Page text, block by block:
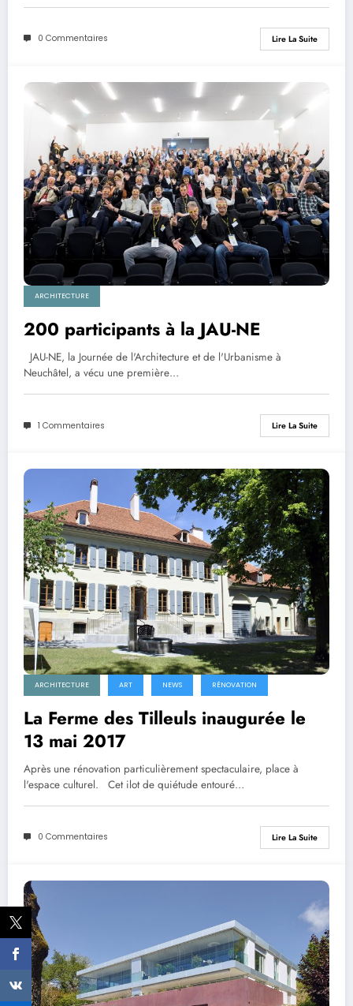
0 Commentaires Lire La Suite
ARCHITECTURE
200 participants à la JAU-NE
JAU-NE, la Journée de l'Architecture et de l'Urbanisme à
Neuchâtel, a vécu une première…
1 Commentaires Lire La Suite
ARCHITECTURE ART NEWS RÉNOVATION
La Ferme des Tilleuls inaugurée le
13 mai 2017
Après une rénovation particulièrement spectaculaire, place à
l'espace culturel. Cet ilot de quiétude entouré…
0 Commentaires Lire La Suite